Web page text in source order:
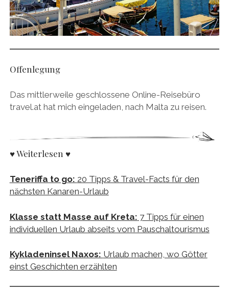
Offenlegung
Das mittlerweile geschlossene Online-Reisebüro
travel.at hat mich eingeladen, nach Malta zu reisen.
♥ Weiterlesen ♥
Teneriffa to go: 20 Tipps & Travel-Facts für den
nächsten Kanaren-Urlaub
Klasse statt Masse auf Kreta: 7 Tipps für einen
individuellen Urlaub abseits vom Pauschaltourismus
Kykladeninsel Naxos: Urlaub machen, wo Götter
einst Geschichten erzählten